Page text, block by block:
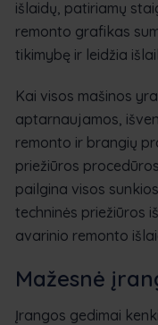
išlaidų, patiriamų
remonto grafikas
tikimybę ir leidžia
Kai visos mašinos
aptarnaujamos,
remonto ir brangių
priežiūros
pailgina visos
techninės priežiūros
avarinio remonto
Mažesnė
Įrangos gedimai